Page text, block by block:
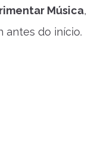
Música,
antes do início.